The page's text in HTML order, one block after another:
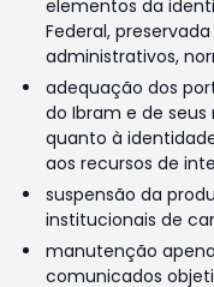
elementos da
Federal,
administrativos,
adequação dos
do Ibram e de seus
quanto à
aos recursos de
suspensão da
institucionais de
manutenção
comunicados